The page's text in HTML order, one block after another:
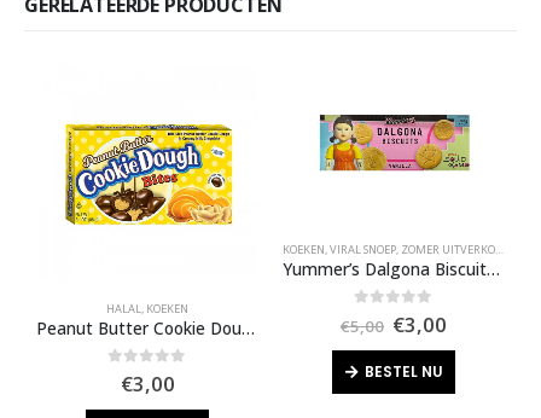
HALAL, KOEKEN
Peanut Butter Cookie Dough Bites
out of 5
€3,00
KOEKEN,VIRAL SNOEP, ZOMER UITVERKOOP
Yummer’s Dalgona Biscuits Squid Game Vanilla
out of 5
€5,00
prijs
was:
€5,00.
€3,00Huidige
BESTEL NU